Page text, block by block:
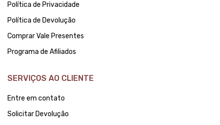
Política de Privacidade
Política de Devolução
Comprar Vale Presentes
Programa de Afiliados
SERVIÇOS AO CLIENTE
Entre em contato
Solicitar Devolução